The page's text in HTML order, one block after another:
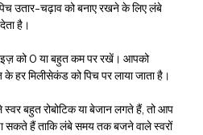
उतार-चढ़ाव को बनाए रखने के लिए लंबे
है।
को 0 या बहुत कम पर रखें। आपको
हर मिलीसेकंड को पिच पर लाया जाता है।
बहुत रोबोटिक या बेजान लगते हैं, तो आप
सकते हैं ताकि लंबे समय तक बजने वाले स्वरों